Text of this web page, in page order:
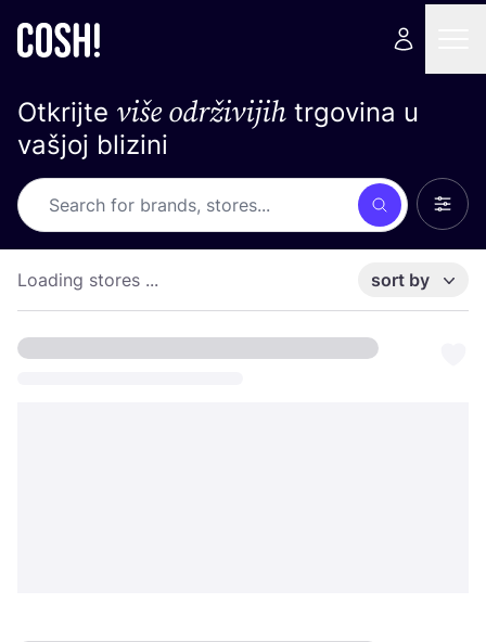
Otkrijte više održivijih trgovina u
vašjoj blizini
Search
Loading stores ... sort by